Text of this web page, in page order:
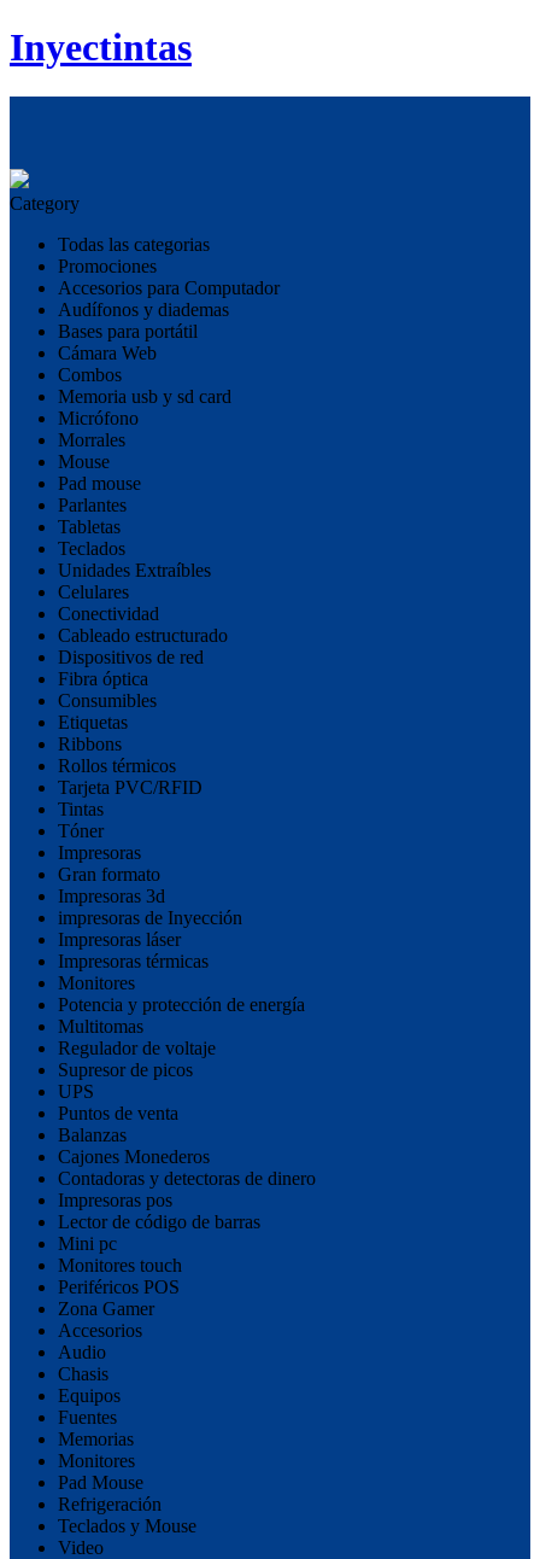
Inyectintas
Category
Todas las categorias
Promociones
Accesorios para Computador
Audífonos y diademas
Bases para portátil
Cámara Web
Combos
Memoria usb y sd card
Micrófono
Morrales
Mouse
Pad mouse
Parlantes
Tabletas
Teclados
Unidades Extraíbles
Celulares
Conectividad
Cableado estructurado
Dispositivos de red
Fibra óptica
Consumibles
Etiquetas
Ribbons
Rollos térmicos
Tarjeta PVC/RFID
Tintas
Tóner
Impresoras
Gran formato
Impresoras 3d
impresoras de Inyección
Impresoras láser
Impresoras térmicas
Monitores
Potencia y protección de energía
Multitomas
Regulador de voltaje
Supresor de picos
UPS
Puntos de venta
Balanzas
Cajones Monederos
Contadoras y detectoras de dinero
Impresoras pos
Lector de código de barras
Mini pc
Monitores touch
Periféricos POS
Zona Gamer
Accesorios
Audio
Chasis
Equipos
Fuentes
Memorias
Monitores
Pad Mouse
Refrigeración
Teclados y Mouse
Video